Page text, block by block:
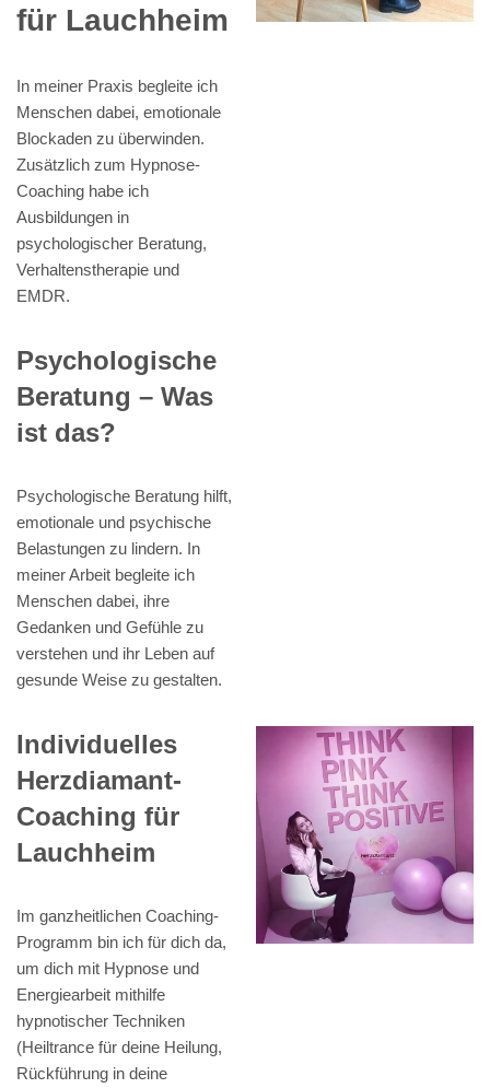
für Lauchheim
In meiner Praxis begleite ich
Menschen dabei, emotionale
Blockaden zu überwinden.
Zusätzlich zum Hypnose-
Coaching habe ich
Ausbildungen in
psychologischer Beratung,
Verhaltenstherapie und
EMDR.
Psychologische
Beratung – Was
ist das?
Psychologische Beratung hilft,
emotionale und psychische
Belastungen zu lindern. In
meiner Arbeit begleite ich
Menschen dabei, ihre
Gedanken und Gefühle zu
verstehen und ihr Leben auf
gesunde Weise zu gestalten.
Individuelles
Herzdiamant-
Coaching für
Lauchheim
Im ganzheitlichen Coaching-
Programm bin ich für dich da,
um dich mit Hypnose und
Energiearbeit mithilfe
hypnotischer Techniken
(Heiltrance für deine Heilung,
Rückführung in deine